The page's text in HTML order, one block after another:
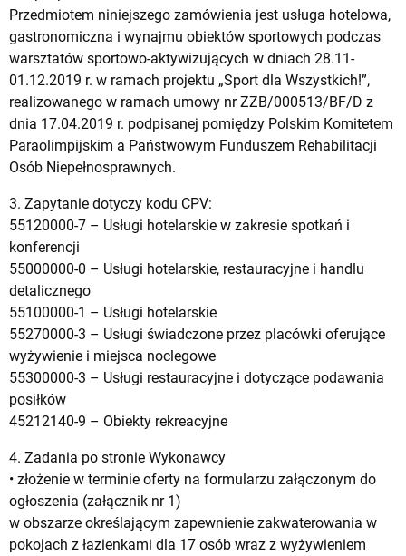
Przedmiotem niniejszego zamówienia jest usługa hotelowa,
gastronomiczna i wynajmu obiektów sportowych podczas
warsztatów sportowo-aktywizujących w dniach 28.11-
01.12.2019 r. w ramach projektu „Sport dla Wszystkich!”,
realizowanego w ramach umowy nr ZZB/000513/BF/D z
dnia 17.04.2019 r. podpisanej pomiędzy Polskim Komitetem
Paraolimpijskim a Państwowym Funduszem Rehabilitacji
Osób Niepełnosprawnych.
3. Zapytanie dotyczy kodu CPV:
55120000-7 – Usługi hotelarskie w zakresie spotkań i
konferencji
55000000-0 – Usługi hotelarskie, restauracyjne i handlu
detalicznego
55100000-1 – Usługi hotelarskie
55270000-3 – Usługi świadczone przez placówki oferujące
wyżywienie i miejsca noclegowe
55300000-3 – Usługi restauracyjne i dotyczące podawania
posiłków
45212140-9 – Obiekty rekreacyjne
4. Zadania po stronie Wykonawcy
• złożenie w terminie oferty na formularzu załączonym do
ogłoszenia (załącznik nr 1)
w obszarze określającym zapewnienie zakwaterowania w
pokojach z łazienkami dla 17 osób wraz z wyżywieniem